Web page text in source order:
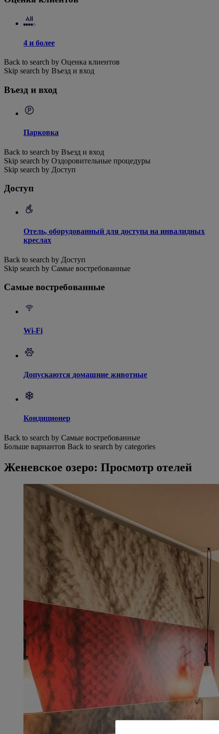
4 и более
Back to search by Оценка клиентов
Skip search by Въезд и вход
Въезд и вход
Парковка
Back to search by Въезд и вход
Skip search by Оздоровительные процедуры
Skip search by Доступ
Доступ
Отель, оборудованный для доступа на инвалидных
креслах
Back to search by Доступ
Skip search by Самые востребованные
Самые востребованные
Wi-Fi
Допускаются домашние животные
Кондиционер
Back to search by Самые востребованные
Больше вариантов Back to search by categories
Женевское озеро: Просмотр отелей